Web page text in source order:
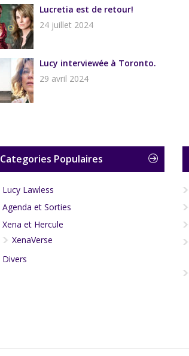
Lucretia est de retour!
24 juillet 2024
Lucy interviewée à Toronto.
29 avril 2024
Categories Populaires
Lucy Lawless
Agenda et Sorties
Xena et Hercule
XenaVerse
Divers